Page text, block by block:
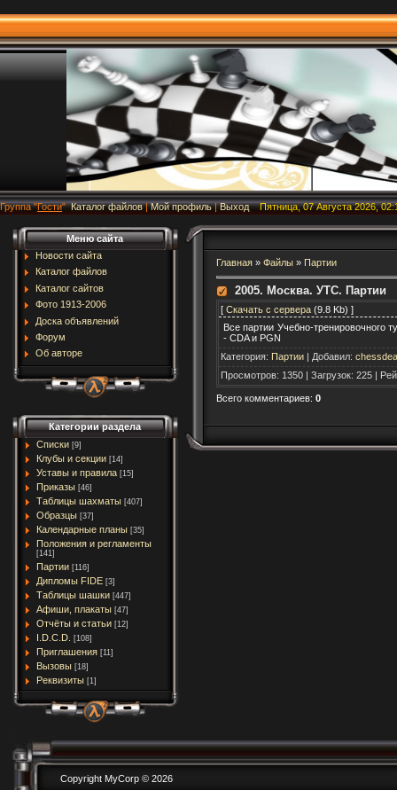
Группа"Гости" Каталог файлов |Мой профиль |Выход Пятница, 07 Августа 2026,
Меню сайта
Новости сайта
Каталог файлов
Каталог сайтов
Фото 1913-2006
Доска объявлений
Форум
Об авторе
Категории раздела
Списки [9]
Клубы и секции [14]
Уставы и правила [15]
Приказы [46]
Таблицы шахматы [407]
Образцы [37]
Календарные планы [35]
Положения и регламенты
[141]
Партии [116]
Дипломы FIDE [3]
Таблицы шашки [447]
Афиши, плакаты [47]
Отчёты и статьи [12]
I.D.C.D. [108]
Приглашения [11]
Вызовы [18]
Реквизиты [1]
Главная » Файлы » Партии
2005. Москва. УТС. Партии
[ Скачать с сервера (9.8 Kb) ]
Все партии Учебно-тренировочного
- CDA и PGN
Категория: Партии | Добавил:
Просмотров: 1350 | Загрузок: 225 |
Всего комментариев: 0
Copyright MyCorp © 2026